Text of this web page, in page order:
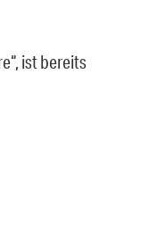
ist bereits